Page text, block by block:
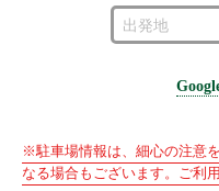
※駐車場情報は、細心の注意
なる場合もございます。ご利